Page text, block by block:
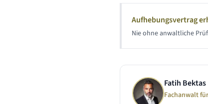
Aufhebungsvertrag
Nie ohne anwaltliche
Fatih Bektas
Fachanwalt